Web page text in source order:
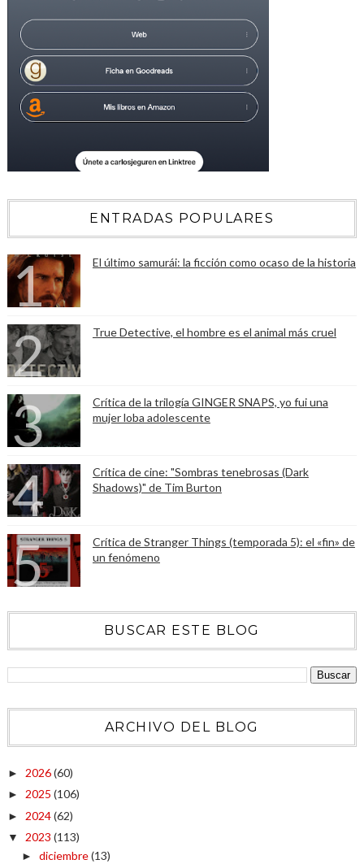
ENTRADAS POPULARES
El último samurái: la ficción como ocaso de la historia
True Detective, el hombre es el animal más cruel
Crítica de la trilogía GINGER SNAPS, yo fui una
mujer loba adolescente
Crítica de cine: "Sombras tenebrosas (Dark
Shadows)" de Tim Burton
Crítica de Stranger Things (temporada 5): el «fin» de
un fenómeno
BUSCAR ESTE BLOG
ARCHIVO DEL BLOG
► 2026(60)
► 2025 (106)
► 2024(62)
▼ 2023 (113)
► diciembre(13)